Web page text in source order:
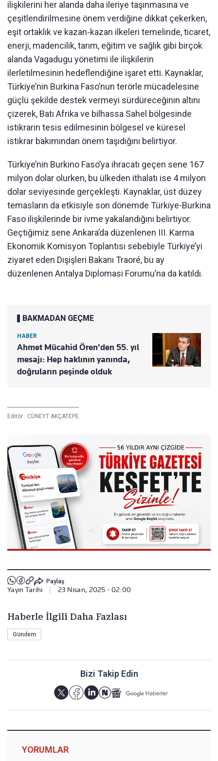
ilişkilerini her alanda daha ileriye taşınmasına ve
çeşitlendirilmesine önem verdiğine dikkat çekerken,
eşit ortaklık ve kazan-kazan ilkeleri temelinde, ticaret,
enerji, madencilik, tarım, eğitim ve sağlık gibi birçok
alanda Vagadugu yönetimi ile ilişkilerin
ilerletilmesinin hedeflendiğine işaret etti. Kaynaklar,
Türkiye’nin Burkina Faso’nun terörle mücadelesine
güçlü şekilde destek vermeyi sürdüreceğinin altını
çizerek, Batı Afrika ve bilhassa Sahel bölgesinde
istikrarın tesis edilmesinin bölgesel ve küresel
istikrar bakımından önem taşıdığını belirtiyor.
Türkiye’nin Burkino Faso’ya ihracatı geçen sene 167
milyon dolar olurken, bu ülkeden ithalatı ise 4 milyon
dolar seviyesinde gerçekleşti. Kaynaklar, üst düzey
temasların da etkisiyle son dönemde Türkiye-Burkina
Faso ilişkilerinde bir ivme yakalandığını belirtiyor.
Geçtiğimiz sene Ankara’da düzenlenen III. Karma
Ekonomik Komisyon Toplantısı sebebiyle Türkiye’yi
ziyaret eden Dışişleri Bakanı Traoré, bu ay
düzenlenen Antalya Diplomasi Forumu’na da katıldı.
BAKMADAN GEÇME
HABER
Ahmet Mücahid Ören'den 55. yıl
mesajı: Hep haklının yanında,
doğruların peşinde olduk
Editör : CÜNEYT AKÇATEPE
Paylaş
Yayın Tarihi 23 Nisan, 2025 - 02:00
Haberle İlgili Daha Fazlası
Gündem
Bizi Takip Edin
YORUMLAR